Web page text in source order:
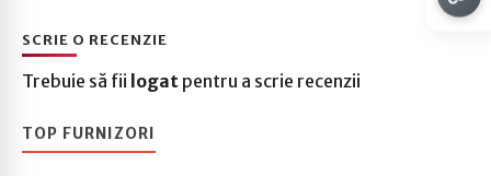
SCRIE O RECENZIE
Trebuie să fii logat pentru a scrie recenzii
TOP FURNIZORI